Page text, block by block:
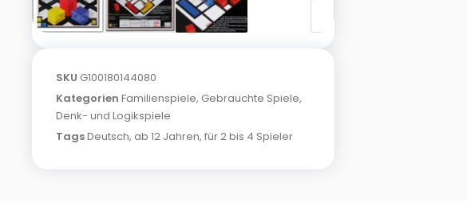
SKU G100180144080
Kategorien Familienspiele, Gebrauchte Spiele,
Denk- und Logikspiele
TagsDeutsch, ab 12 Jahren, für 2 bis 4 Spieler